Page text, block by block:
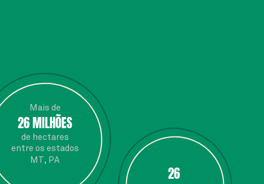
26
Mais de
26 MILHÕES
de hectares
entre os estados
MT, PA